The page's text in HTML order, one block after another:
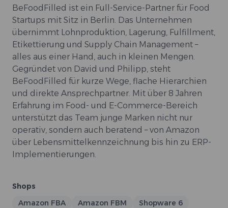
BeFoodFilled ist ein Full-Service-Partner für Food
Startups mit Sitz in Berlin. Das Unternehmen
übernimmt Lohnproduktion, Lagerung, Fulfillment,
Etikettierung und Supply Chain Management –
alles aus einer Hand, auch in kleinen Mengen.
Gegründet von David und Philipp, steht
BeFoodFilled für kurze Wege, flache Hierarchien
und direkte Ansprechpartner. Mit über 8 Jahren
Erfahrung im Food- und E-Commerce-Bereich
unterstützt das Team junge Marken nicht nur
operativ, sondern auch beratend – von Amazon
über Lebensmittelkennzeichnung bis hin zu ERP-
Implementierungen.
Shops
Amazon FBA
Amazon FBM
Shopware 6